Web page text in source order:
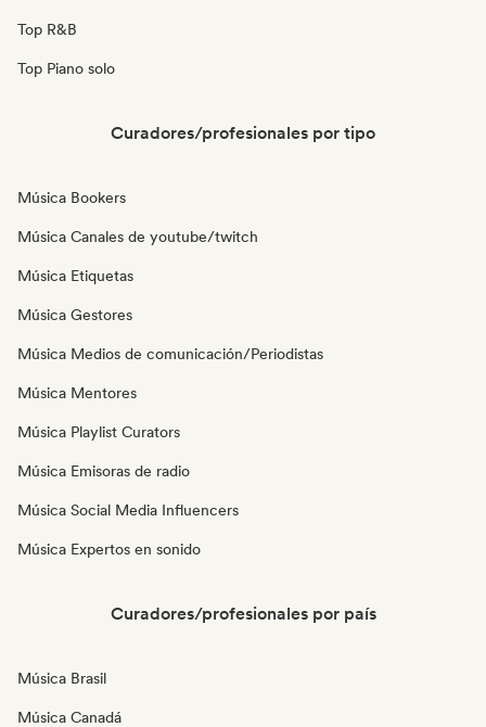
Top R&B
Top Piano solo
Curadores/profesionales por tipo
Música Bookers
Música Canales de youtube/twitch
Música Etiquetas
Música Gestores
Música Medios de comunicación/Periodistas
Música Mentores
Música Playlist Curators
Música Emisoras de radio
Música Social Media Influencers
Música Expertos en sonido
Curadores/profesionales por país
Música Brasil
Música Canadá